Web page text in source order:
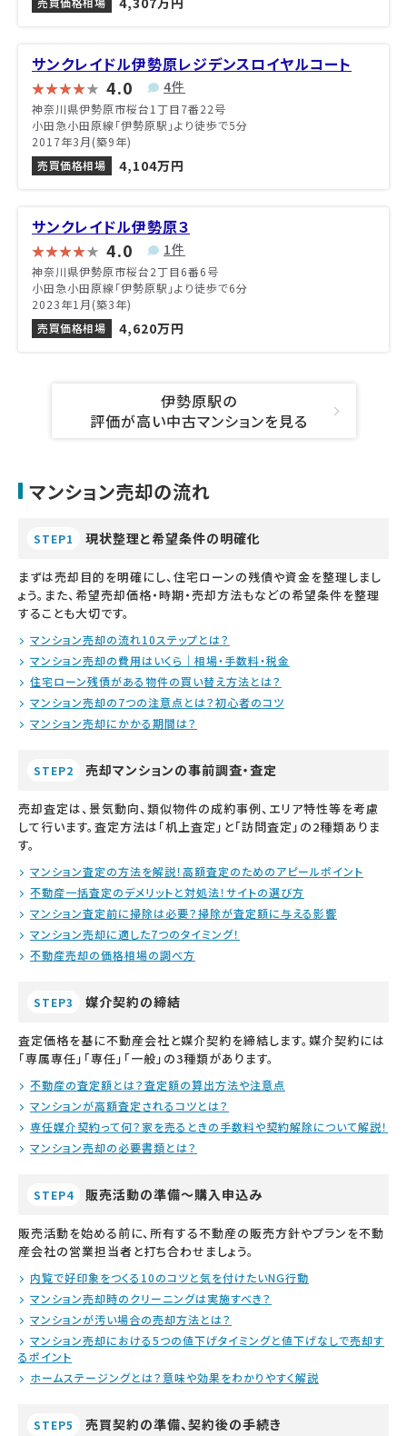
サンクレイドル伊勢原レジデンスロイヤルコート
4.0 4件
神奈川県伊勢原市桜台1丁目7番22号
小田急小田原線「伊勢原駅」より徒歩で5分
2017年3月(築9年)
売買価格相場
4,104万円
サンクレイドル伊勢原３
4.0 1件
神奈川県伊勢原市桜台2丁目6番6号
小田急小田原線「伊勢原駅」より徒歩で6分
2023年1月(築3年)
売買価格相場
4,620万円
伊勢原駅の
評価が高い中古マンションを見る
マンション売却の流れ
STEP1 現状整理と希望条件の明確化
まずは売却目的を明確にし、住宅ローンの残債や資金を整理しまし
ょう。また、希望売却価格・時期・売却方法もなどの希望条件を整理
することも大切です。
マンション売却の流れ10ステップとは？
マンション売却の費用はいくら｜相場・手数料・税金
住宅ローン残債がある物件の買い替え方法とは？
マンション売却の7つの注意点とは？初心者のコツ
マンション売却にかかる期間は？
STEP2 売却マンションの事前調査・査定
売却査定は、景気動向、類似物件の成約事例、エリア特性等を考慮
して行います。査定方法は「机上査定」と「訪問査定」の2種類ありま
す。
マンション査定の方法を解説！高額査定のためのアピールポイント
不動産一括査定のデメリットと対処法！サイトの選び方
マンション査定前に掃除は必要？掃除が査定額に与える影響
マンション売却に適した7つのタイミング！
不動産売却の価格相場の調べ方
STEP3 媒介契約の締結
査定価格を基に不動産会社と媒介契約を締結します。媒介契約には
「専属専任」「専任」「一般」の3種類があります。
不動産の査定額とは？査定額の算出方法や注意点
マンションが高額査定されるコツとは？
専任媒介契約って何？家を売るときの手数料や契約解除について解説！
マンション売却の必要書類とは？
STEP4 販売活動の準備～購入申込み
販売活動を始める前に、所有する不動産の販売方針やプランを不動
産会社の営業担当者と打ち合わせましょう。
内覧で好印象をつくる10のコツと気を付けたいNG行動
マンション売却時のクリーニングは実施すべき？
マンションが汚い場合の売却方法とは？
マンション売却における5つの値下げタイミングと値下げなしで売却す
るポイント
ホームステージングとは？意味や効果をわかりやすく解説
STEP5 売買契約の準備、契約後の手続き